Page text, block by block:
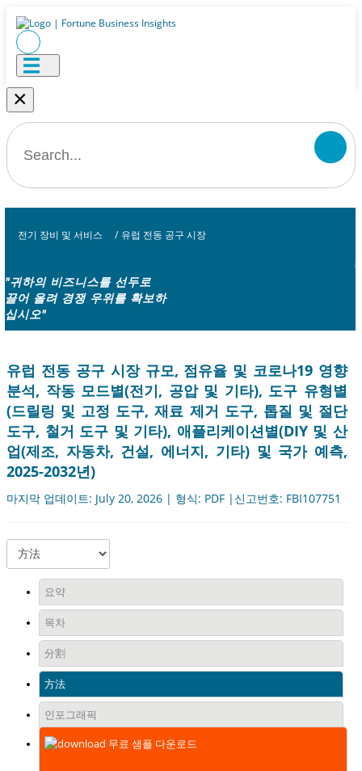
×
전기 장비 및 서비스 / 유럽 ​​전동 공구 시장
"귀하의 비즈니스를 선두로
끌어 올려 경쟁 우위를 확보하
십시오"
유럽 ​​전동 공구 시장 규모, 점유율 및 코로나19 영향
분석, 작동 모드별(전기, 공압 및 기타), 도구 유형별
(드릴링 및 고정 도구, 재료 제거 도구, 톱질 및 절단
도구, 철거 도구 및 기타), 애플리케이션별(DIY 및 산
업(제조, 자동차, 건설, 에너지, 기타) 및 국가 예측,
2025-2032년)
마지막 업데이트: July 20, 2026 | 형식: PDF |신고번호: FBI107751
요약
목차
分割
方法
인포그래픽
무료 샘플 다운로드